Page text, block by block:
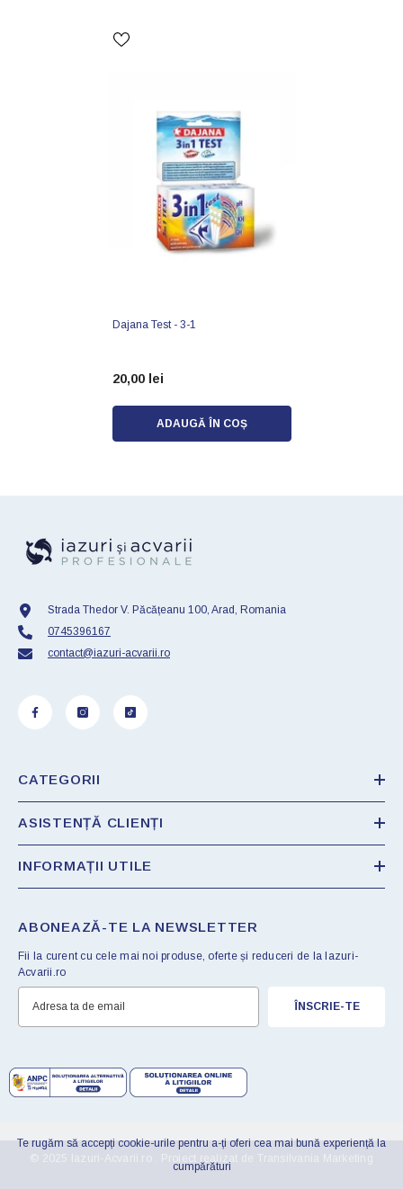
Dajana Test - 3-1
20,00 lei
ADAUGĂ ÎN COȘ
Strada Thedor V. Păcățeanu 100, Arad, Romania
0745396167
contact@iazuri-acvarii.ro
CATEGORII
ASISTENȚĂ CLIENȚI
INFORMAȚII UTILE
ABONEAZĂ-TE LA NEWSLETTER
Fii la curent cu cele mai noi produse, oferte și reduceri de la Iazuri-
Acvarii.ro
ÎNSCRIE-TE
Te rugăm să accepți cookie-urile pentru a-ți oferi cea mai bună experiență la
cumpărături